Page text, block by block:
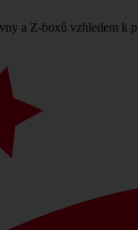
a Z-boxů vzhledem k